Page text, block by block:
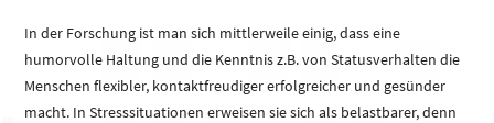
In der Forschung ist man sich mittlerweile einig, dass eine
humorvolle Haltung und die Kenntnis z.B. von Statusverhalten die
Menschen flexibler, kontaktfreudiger erfolgreicher und gesünder
macht. In Stresssituationen erweisen sie sich als belastbarer, denn